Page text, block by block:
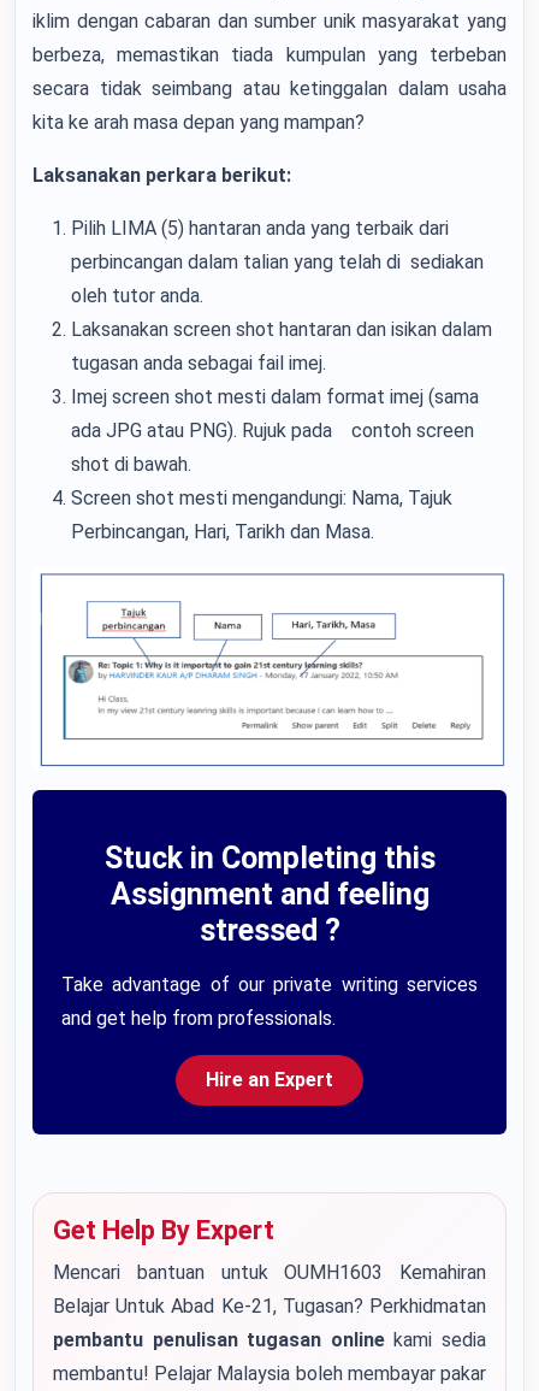
iklim dengan cabaran dan sumber unik masyarakat yang
berbeza, memastikan tiada kumpulan yang terbeban
secara tidak seimbang atau ketinggalan dalam usaha
kita ke arah masa depan yang mampan?
Laksanakan perkara berikut:
Pilih LIMA (5) hantaran anda yang terbaik dari
perbincangan dalam talian yang telah di sediakan
oleh tutor anda.
Laksanakan screen shot hantaran dan isikan dalam
tugasan anda sebagai fail imej.
Imej screen shot mesti dalam format imej (sama
ada JPG atau PNG). Rujuk pada contoh screen
shot di bawah.
Screen shot mesti mengandungi: Nama, Tajuk
Perbincangan, Hari, Tarikh dan Masa.
Stuck in Completing this
Assignment and feeling
stressed ?
Take advantage of our private writing services
and get help from professionals.
Hire an Expert
Get Help By Expert
Mencari bantuan untuk OUMH1603 Kemahiran
Belajar Untuk Abad Ke-21, Tugasan? Perkhidmatan
pembantu penulisan tugasan onlinekami sedia
membantu! Pelajar Malaysia boleh membayar pakar